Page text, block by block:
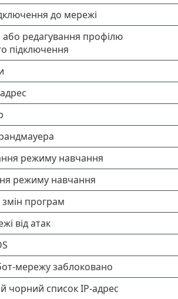
до мережі
редагування профілю
підключення
режиму навчання
режиму навчання
програм
від атак
мережу заблоковано
чорний список IP-адрес